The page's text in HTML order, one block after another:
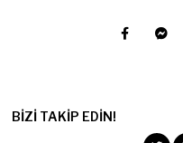
BIZI TAKIP EDIN!